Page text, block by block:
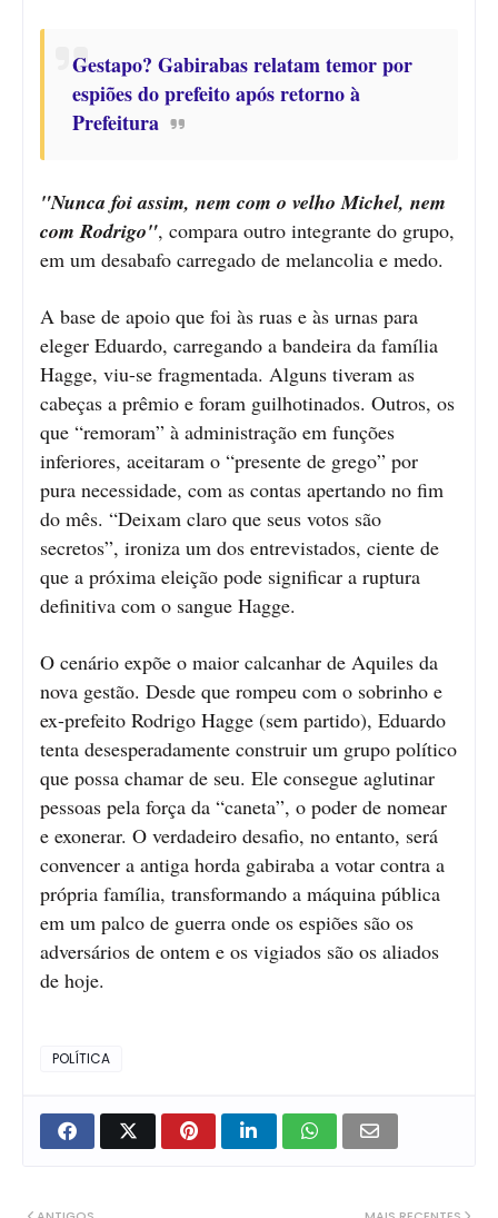
Gestapo? Gabirabas relatam temor por
espiões do prefeito após retorno à
Prefeitura
"Nunca foi assim, nem com o velho Michel, nem
com Rodrigo", compara outro integrante do grupo,
em um desabafo carregado de melancolia e medo.
A base de apoio que foi às ruas e às urnas para
eleger Eduardo, carregando a bandeira da família
Hagge, viu-se fragmentada. Alguns tiveram as
cabeças a prêmio e foram guilhotinados. Outros, os
que “remoram” à administração em funções
inferiores, aceitaram o “presente de grego” por
pura necessidade, com as contas apertando no fim
do mês. “Deixam claro que seus votos são
secretos”, ironiza um dos entrevistados, ciente de
que a próxima eleição pode significar a ruptura
definitiva com o sangue Hagge.
O cenário expõe o maior calcanhar de Aquiles da
nova gestão. Desde que rompeu com o sobrinho e
ex-prefeito Rodrigo Hagge (sem partido), Eduardo
tenta desesperadamente construir um grupo político
que possa chamar de seu. Ele consegue aglutinar
pessoas pela força da “caneta”, o poder de nomear
e exonerar. O verdadeiro desafio, no entanto, será
convencer a antiga horda gabiraba a votar contra a
própria família, transformando a máquina pública
em um palco de guerra onde os espiões são os
adversários de ontem e os vigiados são os aliados
de hoje.
POLÍTICA